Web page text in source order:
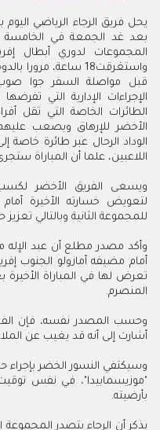
يحل فريق الرجاء الرياضي
بعد غد الجمعة في الخامسة
المجموعات لدوري أبطال
واستغرقت18 ساعة،
قبل مواصلة السفر جوا
الإجراءات الإدارية التي
الطائرات الخاصة التي تقل
الأخضر للإرهاق ويصعب عليهم
الوداد الرحال عبر طائرة خاصة
اللاعبين، علما أن المباراة
ويسعى الفريق الأخضر لكسب
لتعويض خسارته الأخيرة
للمجموعة الثانية وبالتالي
وأكد مصدر مطلع أن عبد الإله
أمام مضيفه أمازولو الجنوب
تعرض لها في المباراة الأخيرة
المنصرم.
وحسب المصدر نفسه، فإن
أشارت إلى أنه قد يغيب عن
وسيكتفي النسور الخضر
"موزيسمابيدا"، في نفس توقيت
بأرضيته.
يذكر أن الرجاء يتصدر